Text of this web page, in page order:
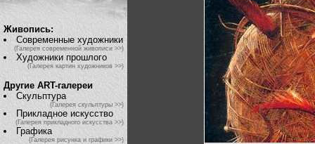
Живопись:
Современные художники
(Галерея современной живописи >>)
Художники прошлого
(Галерея картин художников >>)
Другие ART-галереи
Скульптура
(Галерея скульптуры >>)
Прикладное искусство
(Галерея прикладного искусства >>)
Графика
(Галерея рисунка и графики >>)